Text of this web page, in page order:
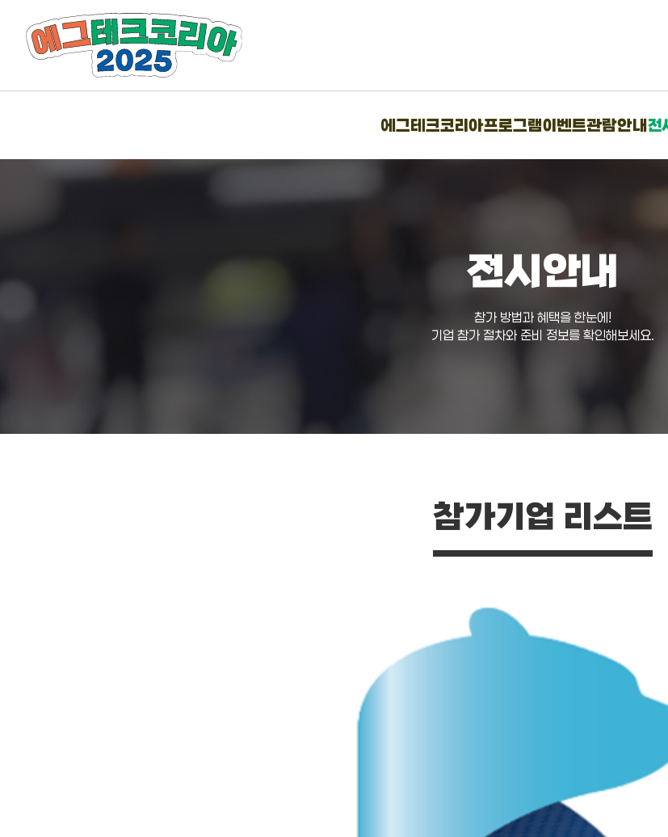
에그테크코리아프로그램이벤트관람안내 전
전시안내
참가 방법과 혜택을 한눈에!
기업 참가 절차와 준비 정보를 확인해보세요.
참가기업 리스트